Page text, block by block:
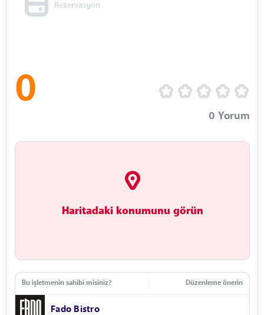
Rezervasyon
0
0 Yorum
Haritadaki konumunu görün
Bu işletmenin sahibi misiniz? Düzenleme önerin
Fado Bistro